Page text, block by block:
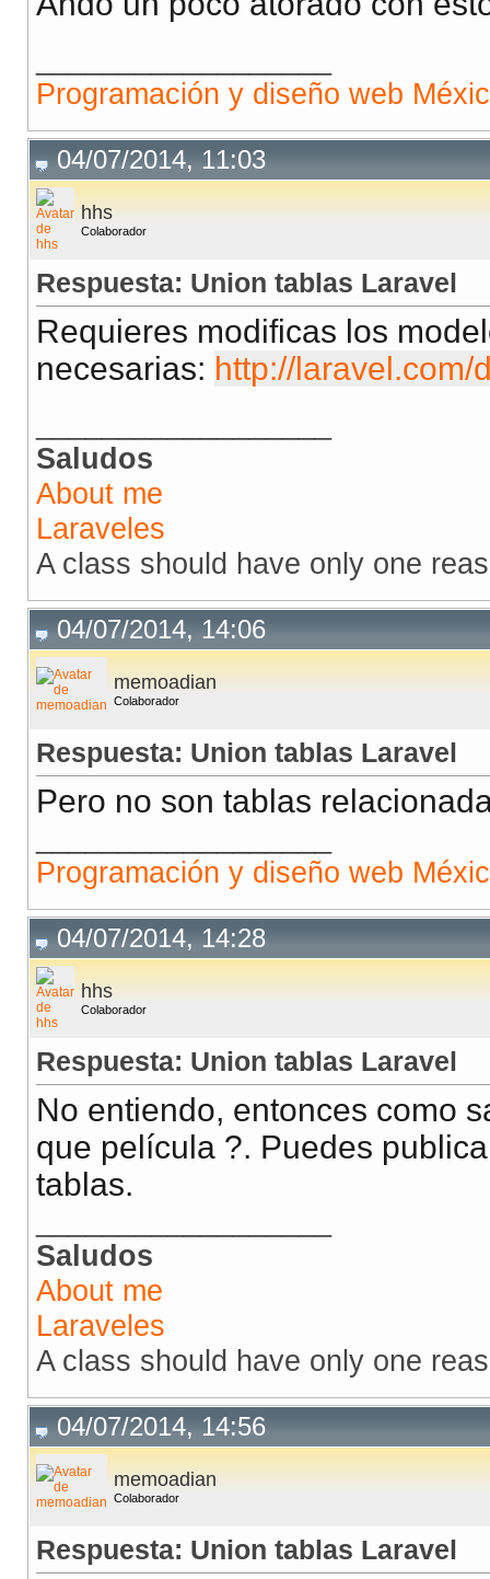
Programación y diseño web
04/07/2014, 11:03
hhs
Colaborador
Respuesta: Union tablas Laravel
Requieres modificas los
necesarias: http://
Saludos
About me
Laraveles
A class should have only one
04/07/2014, 14:06
memoadian
Colaborador
Respuesta: Union tablas Laravel
Pero no son tablas
Programación y diseño web
04/07/2014, 14:28
hhs
Colaborador
Respuesta: Union tablas Laravel
No entiendo, entonces como
que película ?. Puedes
tablas.
Saludos
About me
Laraveles
A class should have only one
04/07/2014, 14:56
memoadian
Colaborador
Respuesta: Union tablas Laravel